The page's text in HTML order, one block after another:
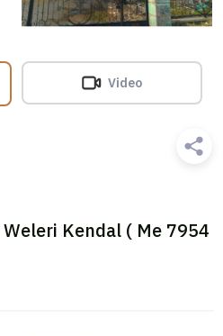
Video
Kendal ( Me 7954